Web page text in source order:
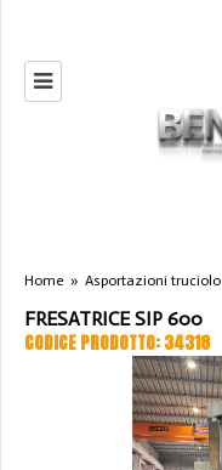
Home » Asportazioni truciolo
FRESATRICE SIP 600
CODICE PRODOTTO: 34318